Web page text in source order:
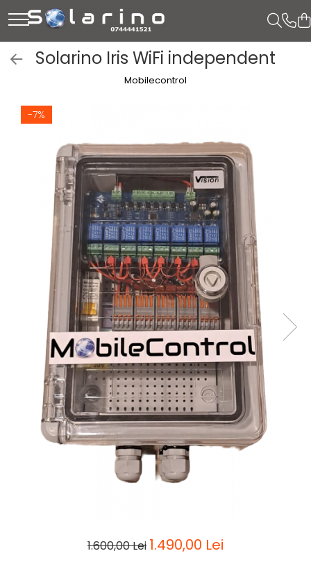
Solarino Iris WiFi independent
Mobilecontrol
-7%
1.600,00 Lei 1.490,00 Lei